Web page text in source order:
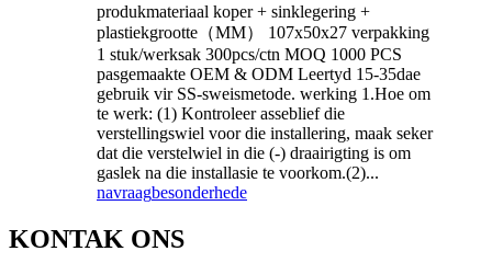
produkmateriaal koper + sinklegering +
plastiekgrootte（MM） 107x50x27 verpakking
1 stuk/werksak 300pcs/ctn MOQ 1000 PCS
pasgemaakte OEM & ODM Leertyd 15-35dae
gebruik vir SS-sweismetode. werking 1.Hoe om
te werk: (1) Kontroleer asseblief die
verstellingswiel voor die installering, maak seker
dat die verstelwiel in die (-) draairigting is om
gaslek na die installasie te voorkom.(2)...
navraagbesonderhede
KONTAK ONS